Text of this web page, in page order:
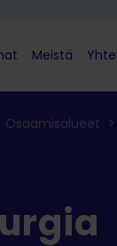
Meistä
Osaamisalueet >